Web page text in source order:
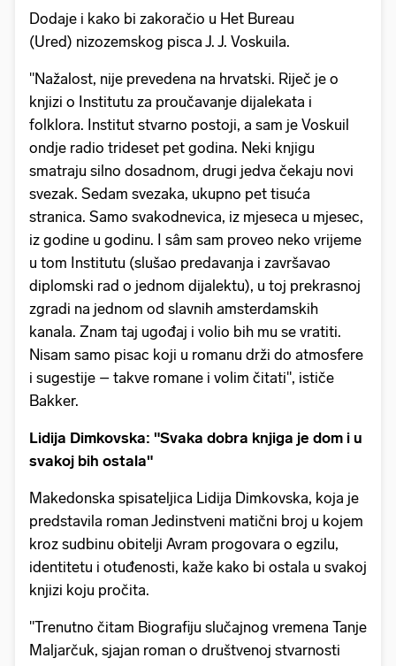
Dodaje i kako bi zakoračio u Het Bureau
(Ured) nizozemskog pisca J. J. Voskuila.
"Nažalost, nije prevedena na hrvatski. Riječ je o
knjizi o Institutu za proučavanje dijalekata i
folklora. Institut stvarno postoji, a sam je Voskuil
ondje radio trideset pet godina. Neki knjigu
smatraju silno dosadnom, drugi jedva čekaju novi
svezak. Sedam svezaka, ukupno pet tisuća
stranica. Samo svakodnevica, iz mjeseca u mjesec,
iz godine u godinu. I sâm sam proveo neko vrijeme
u tom Institutu (slušao predavanja i završavao
diplomski rad o jednom dijalektu), u toj prekrasnoj
zgradi na jednom od slavnih amsterdamskih
kanala. Znam taj ugođaj i volio bih mu se vratiti.
Nisam samo pisac koji u romanu drži do atmosfere
i sugestije – takve romane i volim čitati", ističe
Bakker.
Lidija Dimkovska: "Svaka dobra knjiga je dom i u
svakoj bih ostala"
Makedonska spisateljica Lidija Dimkovska, koja je
predstavila roman Jedinstveni matični broj u kojem
kroz sudbinu obitelji Avram progovara o egzilu,
identitetu i otuđenosti, kaže kako bi ostala u svakoj
knjizi koju pročita.
"Trenutno čitam Biografiju slučajnog vremena Tanje
Maljarčuk, sjajan roman o društvenoj stvarnosti